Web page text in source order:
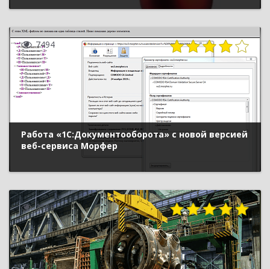
7494
Работа «1С:Документооборота» с новой версией
веб-сервиса Морфер
3196